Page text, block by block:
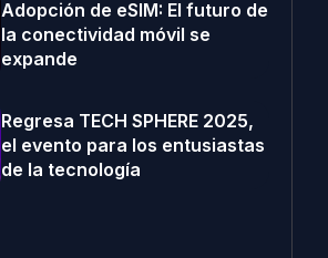
Adopción de eSIM: El futuro de
la conectividad móvil se
expande
Regresa TECH SPHERE 2025,
el evento para los entusiastas
de la tecnología